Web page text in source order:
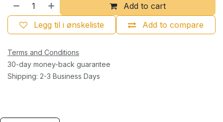
Add to cart
Add to compare
Legg til i ønskeliste
Terms and Conditions
30-day money-back guarantee
Shipping: 2-3 Business Days